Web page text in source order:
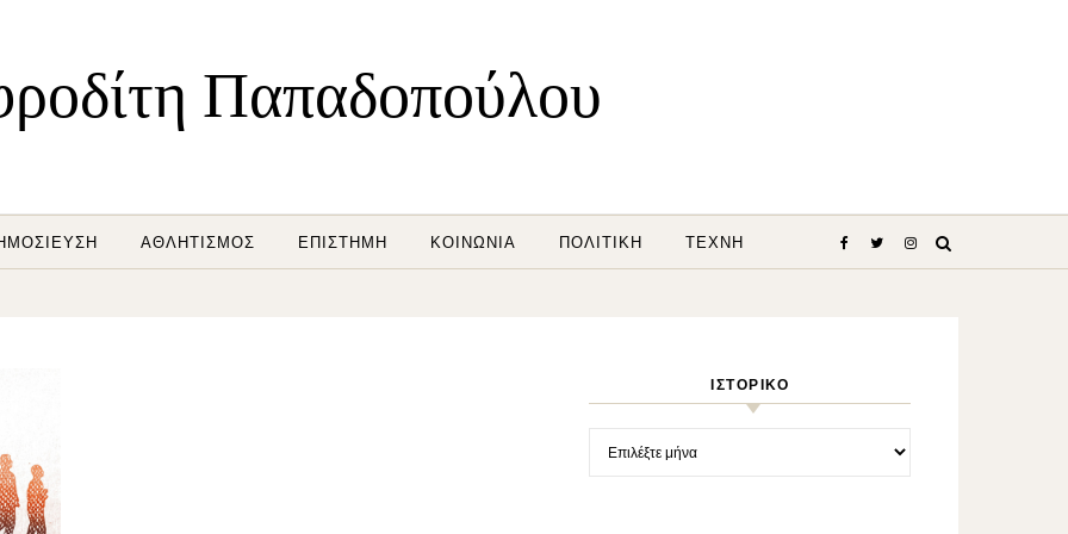
Παπαδοπούλου
ΑΘΛΗΤΙΣΜΌΣ ΕΠΙΣΤΉΜΗ ΚΟΙΝΩΝΊΑ ΠΟΛΙΤΙΚΉ ΤΈΧΝΗ
ΙΣΤΟΡΙΚΌ
Ιστορικό